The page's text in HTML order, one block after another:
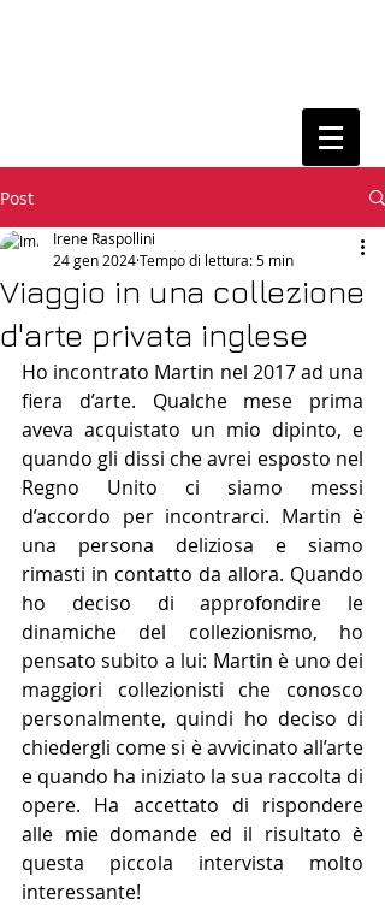
Post
Viaggio in una collezione
d'arte privata inglese
Irene Raspollini
24 gen 2024Tempo di lettura: 5 min
Ho incontrato Martin nel 2017 ad una
fiera d’arte. Qualche mese prima
aveva acquistato un mio dipinto, e
quando gli dissi che avrei esposto nel
Regno Unito ci siamo messi
d’accordo per incontrarci. Martin è
una persona deliziosa e siamo
rimasti in contatto da allora. Quando
ho deciso di approfondire le
dinamiche del collezionismo, ho
pensato subito a lui: Martin è uno dei
maggiori collezionisti che conosco
personalmente, quindi ho deciso di
chiedergli come si è avvicinato all’arte
e quando ha iniziato la sua raccolta di
opere. Ha accettato di rispondere
alle mie domande ed il risultato è
questa piccola intervista molto
interessante!